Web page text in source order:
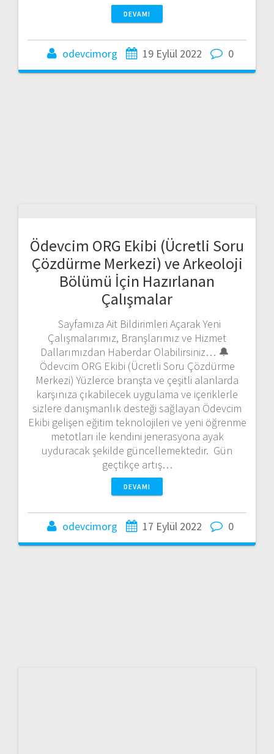
DEVAMI
odevcimorg 19 Eylül 2022 0
Ödevcim ORG Ekibi (Ücretli Soru
Çözdürme Merkezi) ve Arkeoloji
Bölümü İçin Hazırlanan
Çalışmalar
Sayfamıza Ait Bildirimleri Açarak Yeni
Çalışmalarımız, Branşlarımız ve Hizmet
Dallarımızdan Haberdar Olabilirsiniz… 🔔
Ödevcim ORG Ekibi (Ücretli Soru Çözdürme
Merkezi) Yüzlerce branşta ve çeşitli alanlarda
karşınıza çıkabilecek uygulama ve içeriklerle
sizlere danışmanlık desteği sağlayan Ödevcim
Ekibi gelişen eğitim teknolojileri ve yeni öğrenme
metotları ile kendini jenerasyona ayak
uyduracak şekilde güncellemektedir. Gün
geçtikçe artış…
DEVAMI
odevcimorg 17 Eylül 2022 0